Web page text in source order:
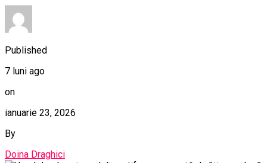
Published
7 luni ago
on
ianuarie 23, 2026
By
Doina Draghici